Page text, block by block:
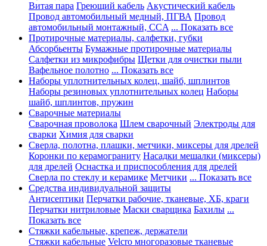
Витая пара Греющий кабель Акустический кабель
Провод автомобильный медный, ПГВА Провод
автомобильный монтажный, CCA ... Показать все
Протирочные материалы, салфетки, губки
Абсорбьенты Бумажные протирочные материалы
Салфетки из микрофибры Щетки для очистки пыли
Вафельное полотно ... Показать все
Наборы уплотнительных колец, шайб, шплинтов
Наборы резиновых уплотнительных колец Наборы
шайб, шплинтов, пружин
Сварочные материалы
Сварочная проволока Шлем сварочный Электроды для
сварки Химия для сварки
Сверла, полотна, плашки, метчики, миксеры для дрелей
Коронки по керамограниту Насадки мешалки (миксеры)
для дрелей Оснастка и приспособления для дрелей
Сверла по стеклу и керамике Метчики ... Показать все
Средства индивидуальной защиты
Антисептики Перчатки рабочие, тканевые, ХБ, краги
Перчатки нитриловые Маски сварщика Бахилы ...
Показать все
Стяжки кабельные, крепеж, держатели
Стяжки кабельные Velcro многоразовые тканевые